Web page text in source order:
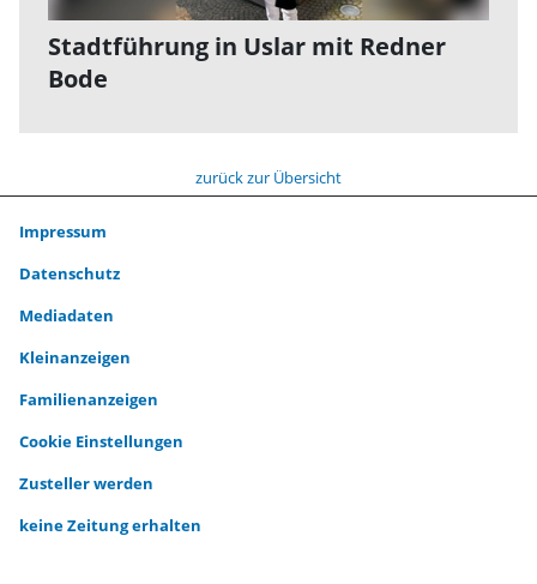
Stadtführung in Uslar mit Redner
Bode
zurück zur Übersicht
Impressum
Datenschutz
Mediadaten
Kleinanzeigen
Familienanzeigen
Cookie Einstellungen
Zusteller werden
keine Zeitung erhalten